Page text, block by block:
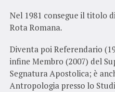
Nel 1981 consegue il titolo
Rota Romana.
Diventa poi Referendario
infine Membro (2007) del
Segnatura Apostolica; è
Antropologia presso lo